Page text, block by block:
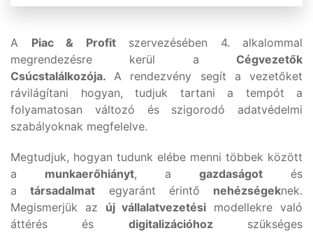
A Piac & Profitszervezésében 4. alkalommal
megrendezésre kerül a Cégvezetők
Csúcstalálkozója.A rendezvény segít a vezetőket
rávilágítani hogyan, tudjuk tartani a tempót a
folyamatosan változó és szigorodó adatvédelmi
szabályoknak megfelelve.
Megtudjuk, hogyan tudunk elébe menni többek között
a munkaerőhiányt, a gazdaságot és
atársadalmat egyaránt érintő nehézségeknek.
Megismerjük az új vállalatvezetési modellekre való
áttérés és digitalizációhozszükséges